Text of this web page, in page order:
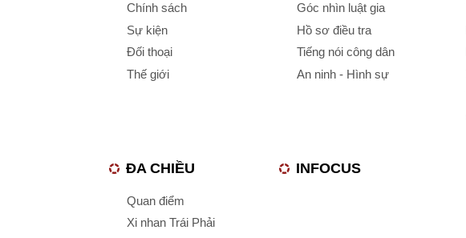
Chính sách
Sự kiện
Đối thoại
Thế giới
Góc nhìn luật gia
Hồ sơ điều tra
Tiếng nói công dân
An ninh - Hình sự
ĐA CHIỀU
Quan điểm
Xi nhan Trái Phải
INFOCUS